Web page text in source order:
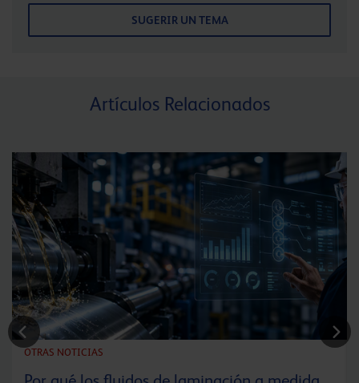
SUGERIR UN TEMA
Artículos Relacionados
OTRAS NOTICIAS